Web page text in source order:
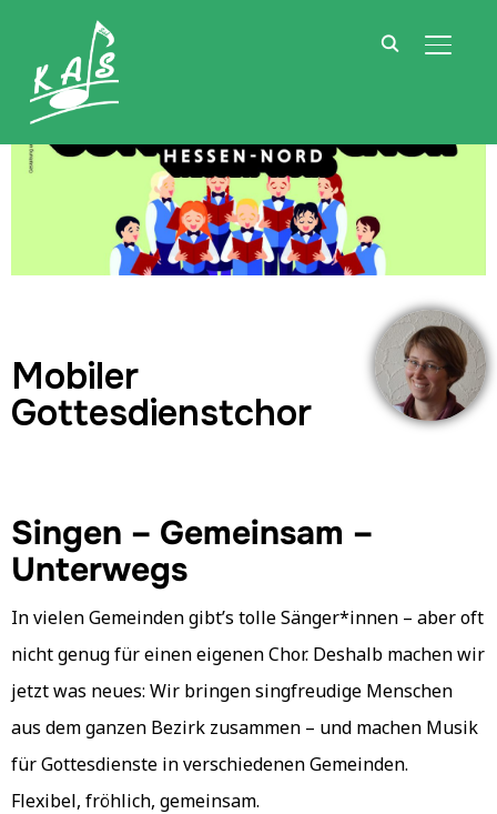
Mobiler
Gottesdienstchor
Singen – Gemeinsam –
Unterwegs
In vielen Gemeinden gibt’s tolle Sänger*innen – aber oft
nicht genug für einen eigenen Chor. Deshalb machen wir
jetzt was neues: Wir bringen singfreudige Menschen
aus dem ganzen Bezirk zusammen – und machen Musik
für Gottesdienste in verschiedenen Gemeinden.
Flexibel, fröhlich, gemeinsam.